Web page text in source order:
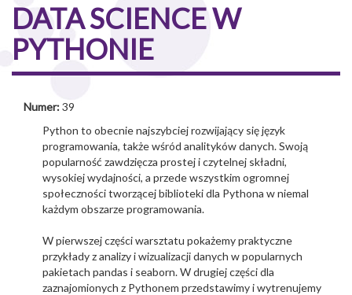
DATA SCIENCE W
PYTHONIE
Numer:39
Python to obecnie najszybciej rozwijający się język
programowania, także wśród analityków danych. Swoją
popularność zawdzięcza prostej i czytelnej składni,
wysokiej wydajności, a przede wszystkim ogromnej
społeczności tworzącej biblioteki dla Pythona w niemal
każdym obszarze programowania.
W pierwszej części warsztatu pokażemy praktyczne
przykłady z analizy i wizualizacji danych w popularnych
pakietach pandas i seaborn. W drugiej części dla
zaznajomionych z Pythonem przedstawimy i wytrenujemy